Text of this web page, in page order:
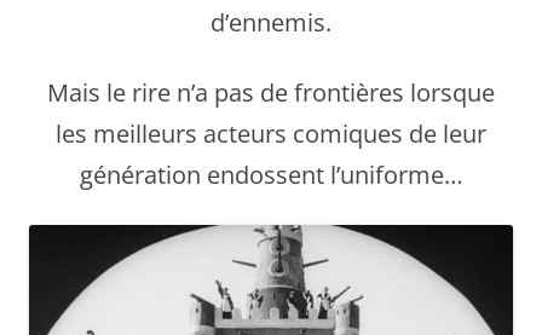
d’ennemis.
Mais le rire n’a pas de frontières lorsque
les meilleurs acteurs comiques de leur
génération endossent l’uniforme…​